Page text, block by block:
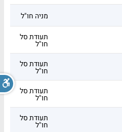
מניה חו"ל
תעודת סל
חו"ל
תעודת סל
חו"ל
תעודת סל
חו"ל
תעודת סל
חו"ל